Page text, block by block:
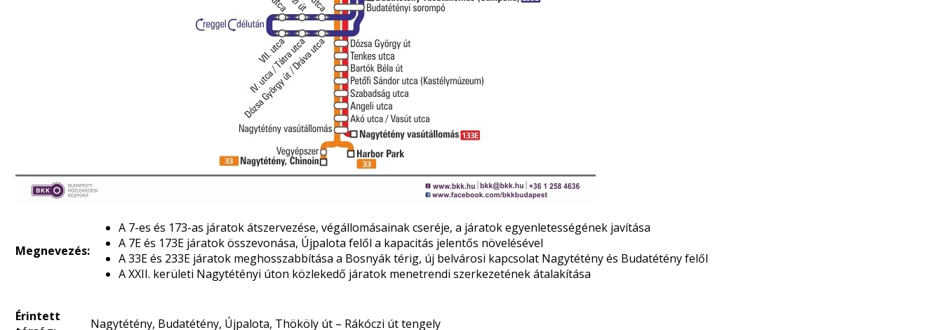
Megnevezés:
A 7-es és 173-as járatok átszervezése, végállomásainak cseréje, a járatok egyenletességének javítása
A 7E és 173E járatok összevonása, Újpalota felől a kapacitás jelentős növelésével
A 33E és 233E járatok meghosszabbítása a Bosnyák térig, új belvárosi kapcsolat Nagytétény és Budatétény felől
A XXII. kerületi Nagytétényi úton közlekedő járatok menetrendi szerkezetének átalakítása
Érintett
Nagytétény, Budatétény, Újpalota, Thököly út – Rákóczi út tengely